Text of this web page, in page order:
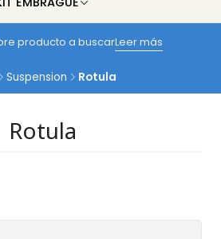
producto a buscarLeer más
Suspension Rotula
Rotula